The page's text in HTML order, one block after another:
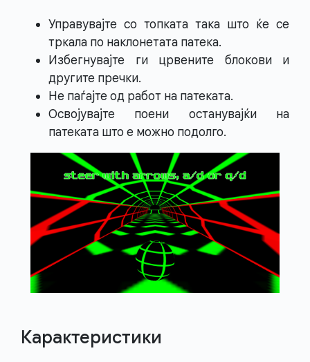
Управувајте со топката така што ќе се
тркала по наклонетата патека.
Избегнувајте ги црвените блокови и
другите пречки.
Не паѓајте од работ на патеката.
Освојувајте поени останувајќи на
патеката што е можно подолго.
Карактеристики